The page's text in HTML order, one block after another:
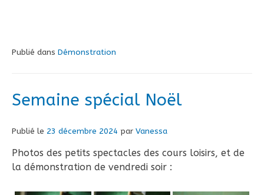
Publié dans Démonstration
Semaine spécial Noël
Publié le 23 décembre 2024 par Vanessa
Photos des petits spectacles des cours loisirs, et de
la démonstration de vendredi soir :